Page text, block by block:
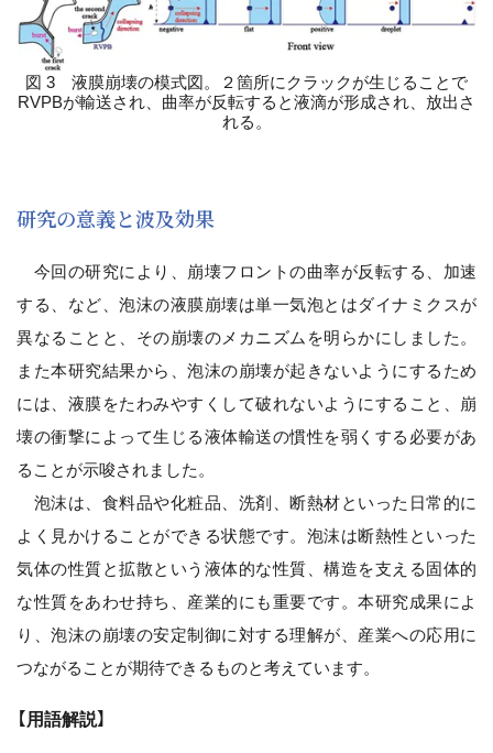
図 3 液膜崩壊の模式図。２箇所にクラックが生じることで
RVPBが輸送され、曲率が反転すると液滴が形成され、放出さ
れる。
研究の意義と波及効果
今回の研究により、崩壊フロントの曲率が反転する、加速
する、など、泡沫の液膜崩壊は単一気泡とはダイナミクスが
異なることと、その崩壊のメカニズムを明らかにしました。
また本研究結果から、泡沫の崩壊が起きないようにするため
には、液膜をたわみやすくして破れないようにすること、崩
壊の衝撃によって生じる液体輸送の慣性を弱くする必要があ
ることが示唆されました。
泡沫は、食料品や化粧品、洗剤、断熱材といった日常的に
よく見かけることができる状態です。泡沫は断熱性といった
気体の性質と拡散という液体的な性質、構造を支える固体的
な性質をあわせ持ち、産業的にも重要です。本研究成果によ
り、泡沫の崩壊の安定制御に対する理解が、産業への応用に
つながることが期待できるものと考えています。
【用語解説】